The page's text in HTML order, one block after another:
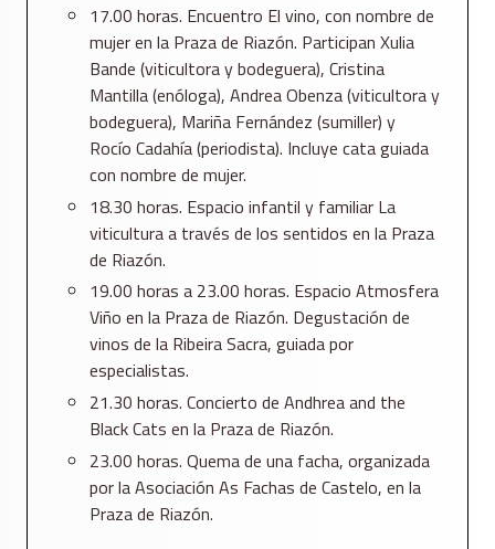
17.00 horas. Encuentro El vino, con nombre de
mujer en la Praza de Riazón. Participan Xulia
Bande (viticultora y bodeguera), Cristina
Mantilla (enóloga), Andrea Obenza (viticultora y
bodeguera), Mariña Fernández (sumiller) y
Rocío Cadahía (periodista). Incluye cata guiada
con nombre de mujer.
18.30 horas. Espacio infantil y familiar La
viticultura a través de los sentidos en la Praza
de Riazón.
19.00 horas a 23.00 horas. Espacio Atmosfera
Viño en la Praza de Riazón. Degustación de
vinos de la Ribeira Sacra, guiada por
especialistas.
21.30 horas. Concierto de Andhrea and the
Black Cats en la Praza de Riazón.
23.00 horas. Quema de una facha, organizada
por la Asociación As Fachas de Castelo, en la
Praza de Riazón.